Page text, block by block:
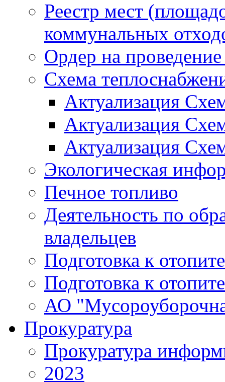
Реестр мест
коммунальных
Ордер на
Схема
Актуализация
Актуализация
Актуализация
Экологическая
Печное топливо
Деятельность по
владельцев
Подготовка к
Подготовка к
АО
Прокуратура
Прокуратура
2023